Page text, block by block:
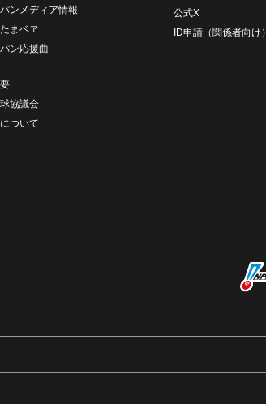
ンメディア情報
まベヱ
ン応援曲
協議会
ついて
公式X
ID申請（関係者向け）